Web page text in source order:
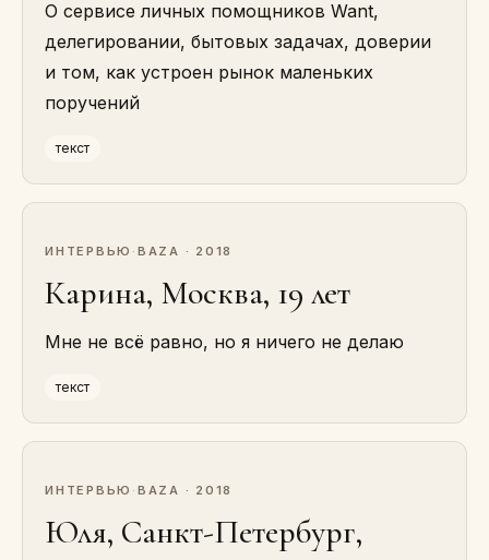
О сервисе личных помощников Want,
делегировании, бытовых задачах, доверии
и том, как устроен рынок маленьких
поручений
текст
ИНТЕРВЬЮ · BAZA · 2018
Карина, Москва, 19 лет
Мне не всё равно, но я ничего не делаю
текст
ИНТЕРВЬЮ · BAZA · 2018
Юля, Санкт-Петербург,